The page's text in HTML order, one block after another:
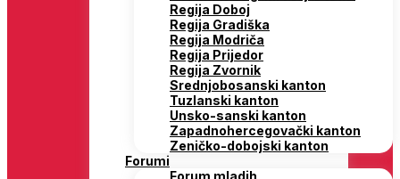
Regija Doboj
Regija Gradiška
Regija Modriča
Regija Prijedor
Regija Zvornik
Srednjobosanski kanton
Tuzlanski kanton
Unsko-sanski kanton
Zapadnohercegovački kanton
Zeničko-dobojski kanton
Forumi
Forum mladih